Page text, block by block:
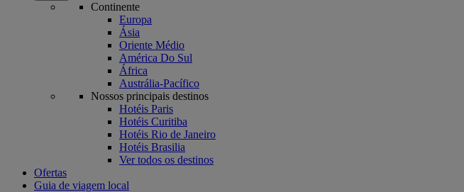
Continente
Europa
Ásia
Oriente Médio
América Do Sul
África
Austrália-Pacífico
Nossos principais destinos
Hotéis Paris
Hotéis Curitiba
Hotéis Rio de Janeiro
Hotéis Brasilia
Ver todos os destinos
Ofertas
Guia de viagem local